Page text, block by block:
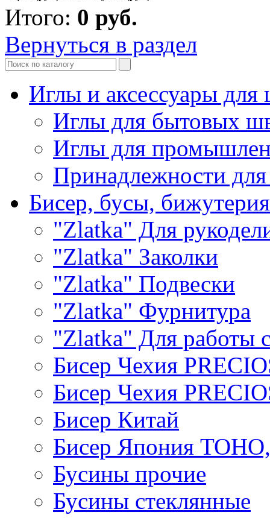
Итого: 0 руб.
Вернуться в раздел
Иглы и аксессуары
Иглы для бытовых
Иглы для
Принадлежности
Бисер, бусы, бижутерия
"Zlatka" Для
"Zlatka" Заколки
"Zlatka" Подвески
"Zlatka" Фурнитура
"Zlatka" Для работы
Бисер Чехия
Бисер Чехия
Бисер Китай
Бисер Япония
Бусины прочие
Бусины стеклянные